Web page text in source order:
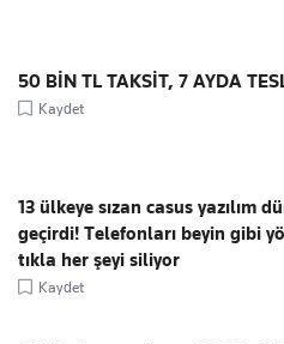
50 BİN TL TAKSİT, 7 AYDA
Kaydet
13 ülkeye sızan casus yazılım
geçirdi! Telefonları beyin gibi
tıkla her şeyi siliyor
Kaydet